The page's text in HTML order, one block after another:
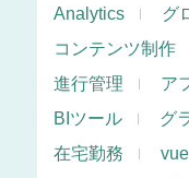
Analytics
グ
コンテンツ制作
進行管理
ア
BIツール
グ
在宅勤務
vue